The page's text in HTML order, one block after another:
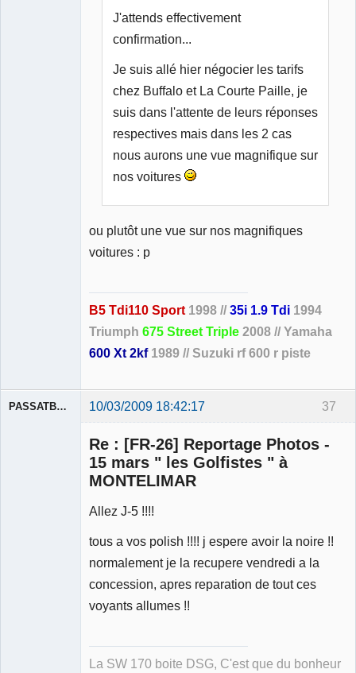
J'attends effectivement
confirmation...
Je suis allé hier négocier les tarifs
chez Buffalo et La Courte Paille, je
suis dans l'attente de leurs réponses
respectives mais dans les 2 cas
nous aurons une vue magnifique sur
nos voitures
ou plutôt une vue sur nos magnifiques
voitures : p
B5 Tdi110 Sport 1998 // 35i 1.9 Tdi 1994
Triumph 675 Street Triple 2008 // Yamaha
600 Xt 2kf1989 // Suzuki rf 600 r piste
37
PASSATBLANCHE 10/03/2009 18:42:17
Re : [FR-26] Reportage Photos -
15 mars " les Golfistes " à
MONTELIMAR
Allez J-5 !!!!
tous a vos polish !!!! j espere avoir la noire !!
normalement je la recupere vendredi a la
concession, apres reparation de tout ces
voyants allumes !!
La SW 170 boite DSG, C'est que du bonheur